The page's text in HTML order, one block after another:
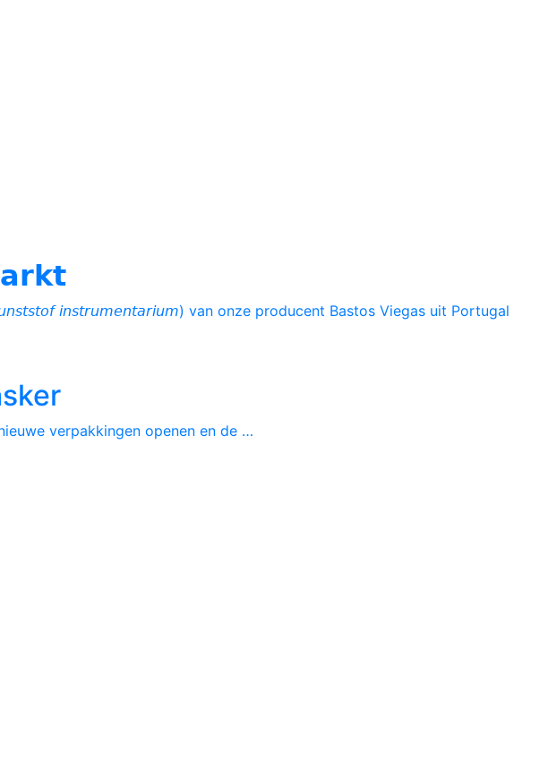
𝘪𝘯𝘴𝘵𝘳𝘶𝘮𝘦𝘯𝘵𝘢𝘳𝘪𝘶𝘮) van onze producent Bastos Viegas uit Portugal
verpakkingen openen en de …